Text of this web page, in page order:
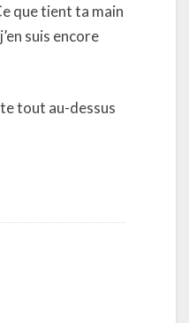
que tient ta main
suis encore
tout au-dessus